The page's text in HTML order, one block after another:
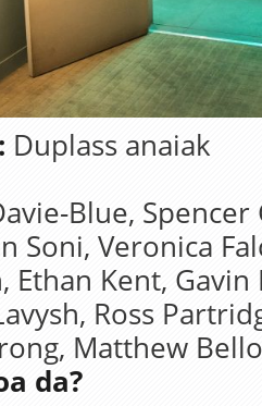
Duplass anaiak
Blue,
Soni, Veronica
Ethan Kent, Gavin
Ross
Matthew
da?